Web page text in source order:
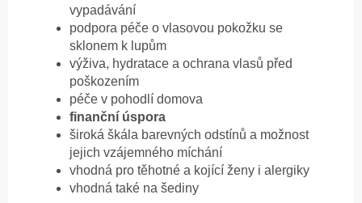
vypadávání
podpora péče o vlasovou pokožku se
sklonem k lupům
výživa, hydratace a ochrana vlasů před
poškozením
péče v pohodlí domova
finanční úspora
široká škála barevných odstínů a možnost
jejich vzájemného míchání
vhodná pro těhotné a kojící ženy i alergiky
vhodná také na šediny